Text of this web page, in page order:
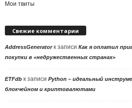
Мои твиты
Свежие комментарии
AddressGeneratorк записи Как я оплатил
покупки в «недружественных странах»
ETFdb к записи Python – идеальный
блокчейном и криптовалютами